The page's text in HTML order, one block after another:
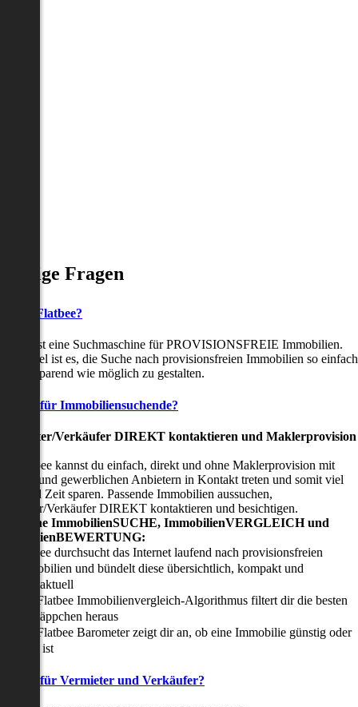
Fragen
ist Flatbee?
ist eine Suchmaschine für PROVISIONSFREIE Immobilien.
Ziel ist es, die Suche nach provisionsfreien Immobilien so einfach
zeitsparend wie möglich zu gestalten.
für Immobiliensuchende?
Verkäufer DIREKT kontaktieren und Maklerprovision
Flatbee kannst du einfach, direkt und ohne Maklerprovision mit
und gewerblichen Anbietern in Kontakt treten und somit viel
und Zeit sparen. Passende Immobilien aussuchen,
Verkäufer DIREKT kontaktieren und besichtigen.
in-one ImmobilienSUCHE, ImmobilienVERGLEICH und
Flatbee durchsucht das Internet laufend nach provisionsfreien
Immobilien und bündelt diese übersichtlich, kompakt und
tagesaktuell
Der Flatbee Immobilienvergleich-Algorithmus filtert dir die besten
Schnäppchen heraus
Der Flatbee Barometer zeigt dir an, ob eine Immobilie günstig oder
teuer ist
für Vermieter und Verkäufer?